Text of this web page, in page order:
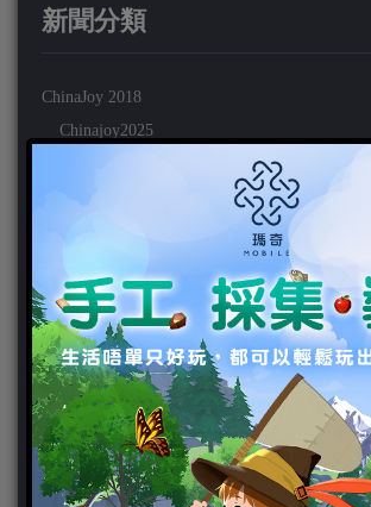
新聞分類
ChinaJoy 2018
Chinajoy2025
TGS2019
天堂2:革命 專區
天堂2:革命 攻略
天堂2:革命 新聞
好康活動
官方虛寶
家用遊戲
3DS